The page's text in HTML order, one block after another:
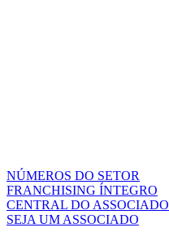
NÚMEROS DO SETOR
FRANCHISING ÍNTEGRO
CENTRAL DO ASSOCIADO
SEJA UM ASSOCIADO